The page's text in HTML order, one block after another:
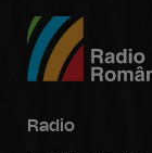
Radio